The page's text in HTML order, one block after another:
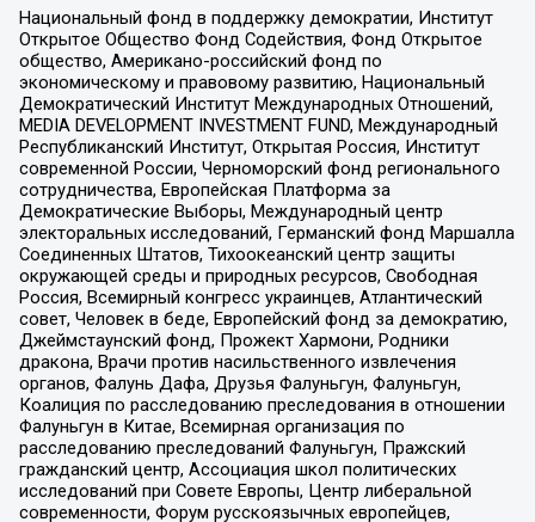
Национальный фонд в поддержку демократии, Институт
Открытое Общество Фонд Содействия, Фонд Открытое
общество, Американо-российский фонд по
экономическому и правовому развитию, Национальный
Демократический Институт Международных Отношений,
MEDIA DEVELOPMENT INVESTMENT FUND, Международный
Республиканский Институт, Открытая Россия, Институт
современной России, Черноморский фонд регионального
сотрудничества, Европейская Платформа за
Демократические Выборы, Международный центр
электоральных исследований, Германский фонд Маршалла
Соединенных Штатов, Тихоокеанский центр защиты
окружающей среды и природных ресурсов, Свободная
Россия, Всемирный конгресс украинцев, Атлантический
совет, Человек в беде, Европейский фонд за демократию,
Джеймстаунский фонд, Прожект Хармони, Родники
дракона, Врачи против насильственного извлечения
органов, Фалунь Дафа, Друзья Фалуньгун, Фалуньгун,
Коалиция по расследованию преследования в отношении
Фалуньгун в Китае, Всемирная организация по
расследованию преследований Фалуньгун, Пражский
гражданский центр, Ассоциация школ политических
исследований при Совете Европы, Центр либеральной
современности, Форум русскоязычных европейцев,